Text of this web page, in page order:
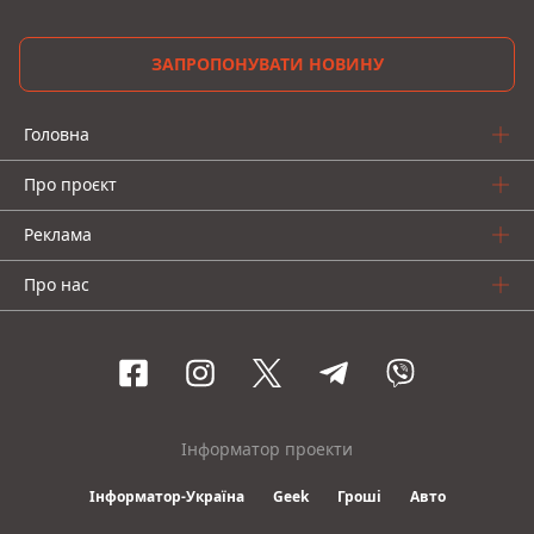
ЗАПРОПОНУВАТИ НОВИНУ
Головна
Про проєкт
Реклама
Про нас
Інформатор проекти
Інформатор-Україна Geek Гроші Авто